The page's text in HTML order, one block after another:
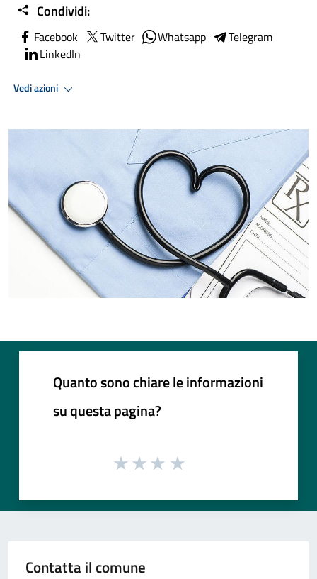
Condividi:
Facebook Twitter Whatsapp
Telegram
LinkedIn
Vedi azioni
Quanto sono chiare le informazioni
su questa pagina?
Contatta il comune